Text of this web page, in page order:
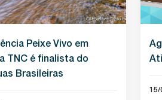
Peixe Vivo em
TNC é finalista do
Brasileiras
15/